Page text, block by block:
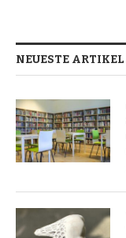
NEUESTE ARTIKEL